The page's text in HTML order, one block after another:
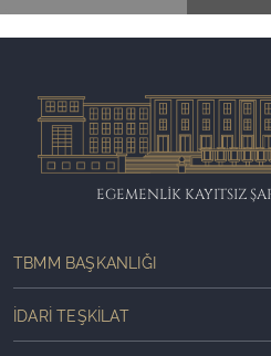
EGEMENLİK KAYITSIZ
TBMM BAŞKANLIĞI
İDARI TEŞKILAT